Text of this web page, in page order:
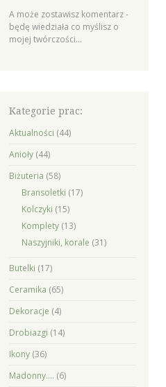
A może zostawisz komentarz -
będę wiedziała co myślisz o
mojej twórczości...
Kategorie prac:
Aktualności (44)
Anioły(44)
Biżuteria (58)
Bransoletki (17)
Kolczyki (15)
Komplety(13)
Naszyjniki, korale (31)
Butelki (17)
Ceramika (65)
Dekoracje (4)
Drobiazgi (14)
Ikony(36)
Madonny…. (6)